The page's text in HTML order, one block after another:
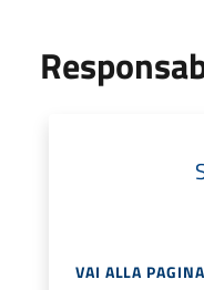
VAI ALLA PAGINA